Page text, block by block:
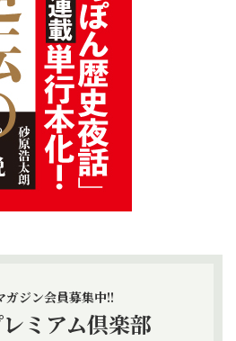
ガジン会員募集中!!
ミアム倶楽部